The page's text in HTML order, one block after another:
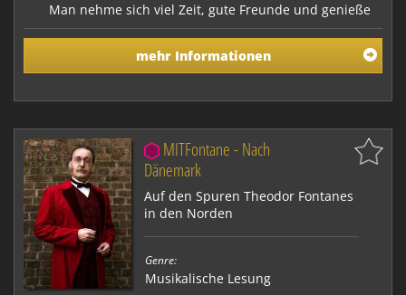
Man nehme sich viel Zeit, gute Freunde und genieße
die Kultur der Gastlichkeit des 19. Jahrhunderts.
Getreu der Meinung des alten Stechlin: „Wer ängstlich
abwägt, sagt gar nichts. Nur die scharfe Zeichnung,
die schon die Karikatur streift, macht eine Wirkung“
mehr Informationen
MITFontane - Nach
Dänemark
Auf den Spuren Theodor Fontanes
in den Norden
Genre:
Musikalische Lesung